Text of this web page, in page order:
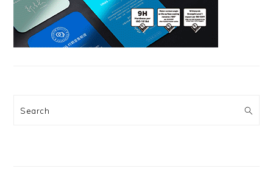
Search